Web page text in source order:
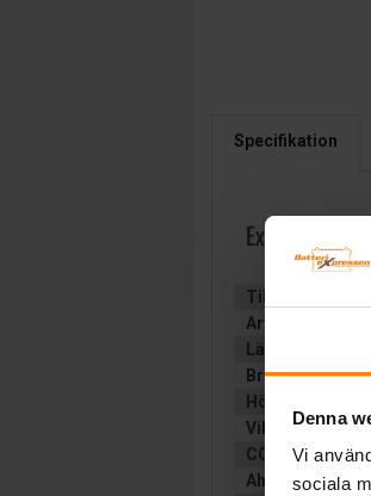
Denna
Vi
sociala
Specifikation
Exide
Tillverkare:
Artikelnummer:
Längd (mm):
Bredd (mm):
Höjd (mm):
Vikt:
9.6 kg
CCA (EN):
Ah (C20):100